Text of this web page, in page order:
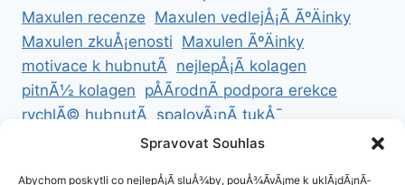
Maxulen recenze Maxulen vedlejÅ¡Ã­ ÃºÄinky
Maxulen zkuÅ¡enosti Maxulen ÃºÄinky
motivace k hubnutÃ­ nejlepÅ¡Ã­ kolagen
pitnÃ½ kolagen pÅÃ­rodnÃ­ podpora erekce
rychlÃ© hubnutÃ­ spalovÃ¡nÃ­ tukÅ¯
ZdravÃ© hubnutÃ­ ZdravÃ© recepty na hubnutÃ­
Spravovat Souhlas
Abychom poskytli co nejlepÅ¡Ã­ sluÅ¾by, pouÅ¾Ã­vÃ¡me k uklÃ¡dÃ¡nÃ­